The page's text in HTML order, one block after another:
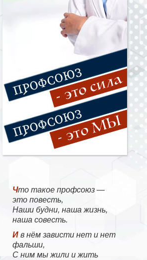
Что такое профсоюз —
это повесть,
Наши будни, наша жизнь,
наша совесть.
И в нём зависти нет и нет
фальши,
С ним мы жили и жить